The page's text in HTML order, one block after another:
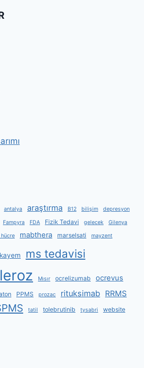
antalya araştırma B12 bilişim depresyon
Fampyra FDA Fizik Tedavi gelecek Gilenya
hücre mabthera marselsati mayzent
ms tedavisi
Mısır ocrelizumab ocrevus
PPMS prozac rituksimab RRMS
tatil tolebrutinib tysabri
website